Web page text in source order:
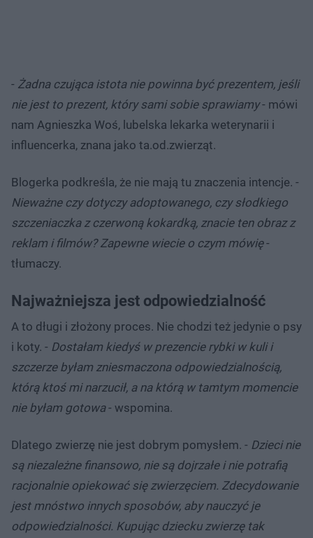
- Żadna czująca istota nie powinna być prezentem, jeśli
nie jest to prezent, który sami sobie sprawiamy- mówi
nam Agnieszka Woś, lubelska lekarka weterynarii i
influencerka, znana jako ta.od.zwierząt.
Blogerka podkreśla, że nie mają tu znaczenia intencje. -
Nieważne czy dotyczy adoptowanego, czy słodkiego
szczeniaczka z czerwoną kokardką, znacie ten obraz z
reklam i filmów? Zapewne wiecie o czym mówię-
tłumaczy.
Najważniejsza jest odpowiedzialność
A to długi i złożony proces. Nie chodzi też jedynie o psy
i koty. - Dostałam kiedyś w prezencie rybki w kuli i
szczerze byłam zniesmaczona odpowiedzialnością,
którą ktoś mi narzucił, a na którą w tamtym momencie
nie byłam gotowa- wspomina.
Dlatego zwierzę nie jest dobrym pomysłem. - Dzieci nie
są niezależne finansowo, nie są dojrzałe i nie potrafią
racjonalnie opiekować się zwierzęciem. Zdecydowanie
jest mnóstwo innych sposobów, aby nauczyć je
odpowiedzialności. Kupując dziecku zwierzę tak